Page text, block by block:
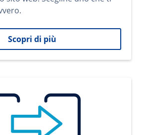
Scopri di più